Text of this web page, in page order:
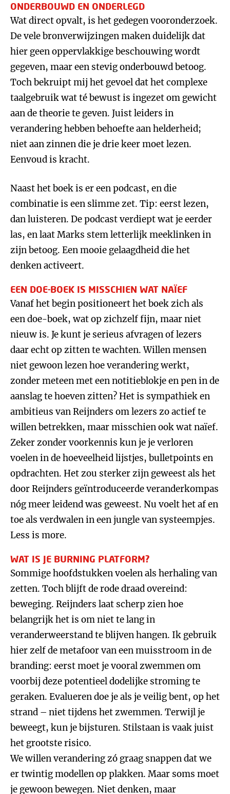
ONDERBOUWD EN ONDERLEGD
Wat direct opvalt, is het gedegen vooronderzoek.
De vele bronverwijzingen maken duidelijk dat
hier geen oppervlakkige beschouwing wordt
gegeven, maar een stevig onderbouwd betoog.
Toch bekruipt mij het gevoel dat het complexe
taalgebruik wat té bewust is ingezet om gewicht
aan de theorie te geven. Juist leiders in
verandering hebben behoefte aan helderheid;
niet aan zinnen die je drie keer moet lezen.
Eenvoud is kracht.
Naast het boek is er een podcast, en die
combinatie is een slimme zet. Tip: eerst lezen,
dan luisteren. De podcast verdiept wat je eerder
las, en laat Marks stem letterlijk meeklinken in
zijn betoog. Een mooie gelaagdheid die het
denken activeert.
EEN DOE-BOEK IS MISSCHIEN WAT NAÏEF
Vanaf het begin positioneert het boek zich als
een doe-boek, wat op zichzelf fijn, maar niet
nieuw is. Je kunt je serieus afvragen of lezers
daar echt op zitten te wachten. Willen mensen
niet gewoon lezen hoe verandering werkt,
zonder meteen met een notitieblokje en pen in de
aanslag te hoeven zitten? Het is sympathiek en
ambitieus van Reijnders om lezers zo actief te
willen betrekken, maar misschien ook wat naïef.
Zeker zonder voorkennis kun je je verloren
voelen in de hoeveelheid lijstjes, bulletpoints en
opdrachten. Het zou sterker zijn geweest als het
door Reijnders geïntroduceerde veranderkompas
nóg meer leidend was geweest. Nu voelt het af en
toe als verdwalen in een jungle van systeempjes.
Less is more.
WAT IS JE BURNING PLATFORM?
Sommige hoofdstukken voelen als herhaling van
zetten. Toch blijft de rode draad overeind:
beweging. Reijnders laat scherp zien hoe
belangrijk het is om niet te lang in
veranderweerstand te blijven hangen. Ik gebruik
hier zelf de metafoor van een muisstroom in de
branding: eerst moet je vooral zwemmen om
voorbij deze potentieel dodelijke stroming te
geraken. Evalueren doe je als je veilig bent, op het
strand – niet tijdens het zwemmen. Terwijl je
beweegt, kun je bijsturen. Stilstaan is vaak juist
het grootste risico.
We willen verandering zó graag snappen dat we
er twintig modellen op plakken. Maar soms moet
je gewoon bewegen. Niet denken, maar